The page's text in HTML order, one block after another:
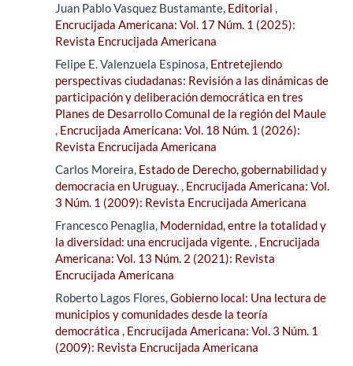
Juan Pablo Vasquez Bustamante, Editorial ,
Encrucijada Americana: Vol. 17 Núm. 1 (2025):
Revista Encrucijada Americana
Felipe E. Valenzuela Espinosa, Entretejiendo
perspectivas ciudadanas: Revisión a las dinámicas de
participación y deliberación democrática en tres
Planes de Desarrollo Comunal de la región del Maule
, Encrucijada Americana: Vol. 18 Núm. 1 (2026):
Revista Encrucijada Americana
Carlos Moreira, Estado de Derecho, gobernabilidad y
democracia en Uruguay., Encrucijada Americana: Vol.
3 Núm. 1 (2009): Revista Encrucijada Americana
Francesco Penaglia, Modernidad, entre la totalidad y
la diversidad: una encrucijada vigente., Encrucijada
Americana: Vol. 13 Núm. 2 (2021): Revista
Encrucijada Americana
Roberto Lagos Flores,Gobierno local: Una lectura de
municipios y comunidades desde la teoría
democrática , Encrucijada Americana: Vol. 3 Núm. 1
(2009): Revista Encrucijada Americana